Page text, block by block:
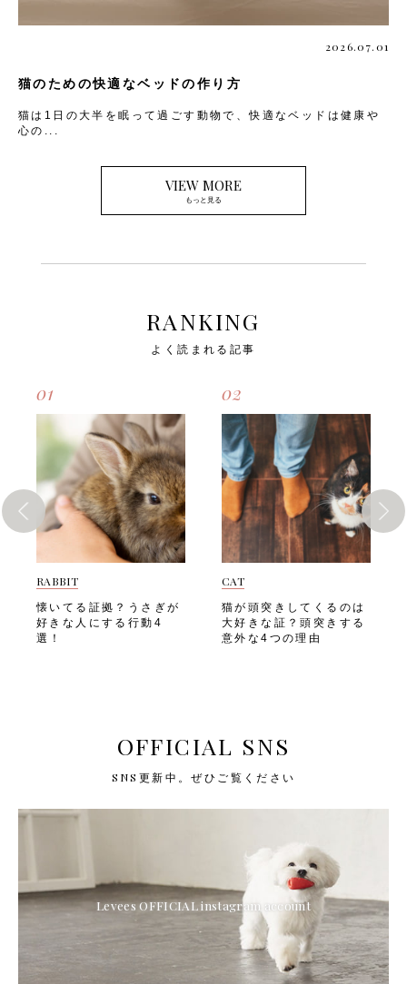
2026.07.01
猫のための快適なベッドの作り方
猫は1日の大半を眠って過ごす動物で、快適なベッドは健康や
心の...
VIEW MORE
もっと見る
RANKING
よく読まれる記事
01
RABBIT
懐いてる証拠？うさぎが
好きな人にする行動4
選！
02
CAT
猫が頭突きしてくるのは
大好きな証？頭突きする
意外な4つの理由
OFFICIAL SNS
SNS更新中。ぜひご覧ください
Levees OFFICIAL instagram account